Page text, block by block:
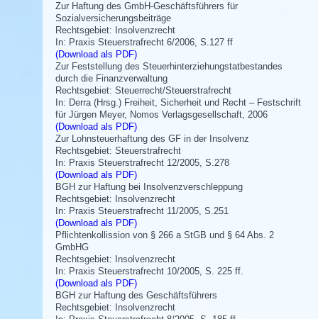
Zur Haftung des GmbH-Geschäftsführers für
Sozialversicherungsbeiträge
Rechtsgebiet: Insolvenzrecht
In: Praxis Steuerstrafrecht 6/2006, S.127 ff
(Download als PDF)
Zur Feststellung des Steuerhinterziehungstatbestandes
durch die Finanzverwaltung
Rechtsgebiet: Steuerrecht/Steuerstrafrecht
In: Derra (Hrsg.) Freiheit, Sicherheit und Recht – Festschrift
für Jürgen Meyer, Nomos Verlagsgesellschaft, 2006
(Download als PDF)
Zur Lohnsteuerhaftung des GF in der Insolvenz
Rechtsgebiet: Steuerstrafrecht
In: Praxis Steuerstrafrecht 12/2005, S.278
(Download als PDF)
BGH zur Haftung bei Insolvenzverschleppung
Rechtsgebiet: Insolvenzrecht
In: Praxis Steuerstrafrecht 11/2005, S.251
(Download als PDF)
Pflichtenkollission von § 266 a StGB und § 64 Abs. 2
GmbHG
Rechtsgebiet: Insolvenzrecht
In: Praxis Steuerstrafrecht 10/2005, S. 225 ff.
(Download als PDF)
BGH zur Haftung des Geschäftsführers
Rechtsgebiet: Insolvenzrecht